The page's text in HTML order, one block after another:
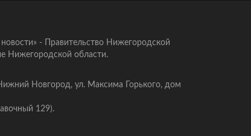
- Правительство Нижегородской
Нижегородской области.
Новгород, ул. Максима Горького, дом
129).